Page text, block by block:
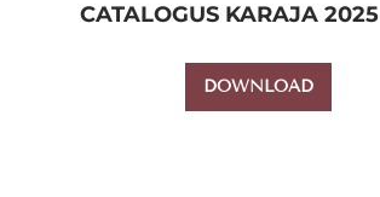
CATALOGUS KARAJA 2025
DOWNLOAD